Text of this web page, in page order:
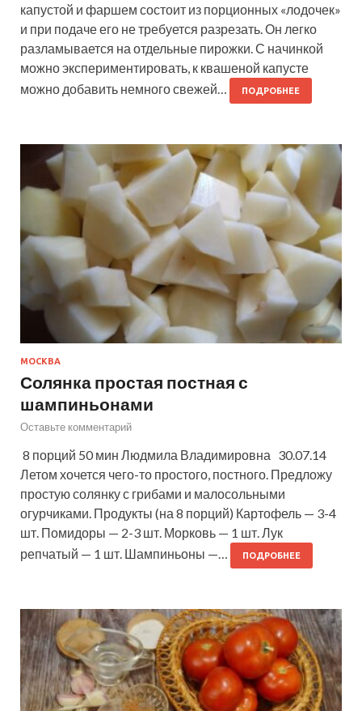
капустой и фаршем состоит из порционных «лодочек»
и при подаче его не требуется разрезать. Он легко
разламывается на отдельные пирожки. С начинкой
можно экспериментировать, к квашеной капусте
можно добавить немного свежей…
ПОДРОБНЕЕ
МОСКВА
Солянка простая постная с
шампиньонами
Оставьте комментарий
8 порций 50 мин Людмила Владимировна 30.07.14
Летом хочется чего-то простого, постного. Предложу
простую солянку с грибами и малосольными
огурчиками. Продукты (на 8 порций) Картофель — 3-4
шт. Помидоры — 2-3 шт. Морковь — 1 шт. Лук
репчатый — 1 шт. Шампиньоны —…
ПОДРОБНЕЕ